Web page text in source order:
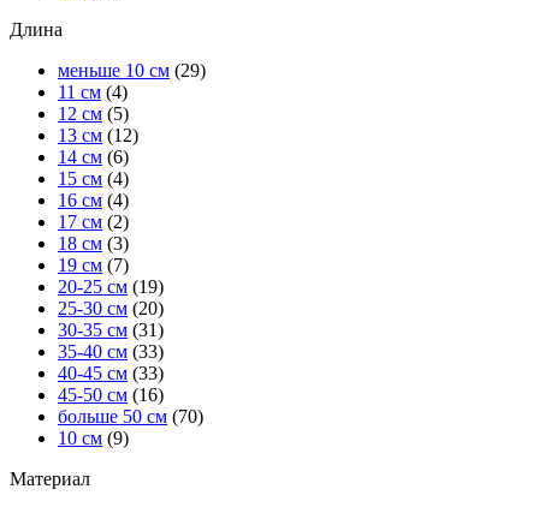
Длина
меньше 10 см (29)
11 см (4)
12 см (5)
13 см (12)
14 см (6)
15 см (4)
16 см (4)
17 см (2)
18 см (3)
19 см (7)
20-25 см (19)
25-30 см (20)
30-35 см (31)
35-40 см (33)
40-45 см (33)
45-50 см (16)
больше 50 см (70)
10 см (9)
Материал